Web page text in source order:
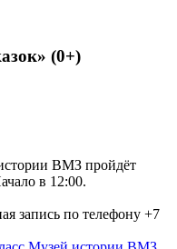
(0+)
ВМЗ пройдёт
в 12:00.
запись по телефону +7